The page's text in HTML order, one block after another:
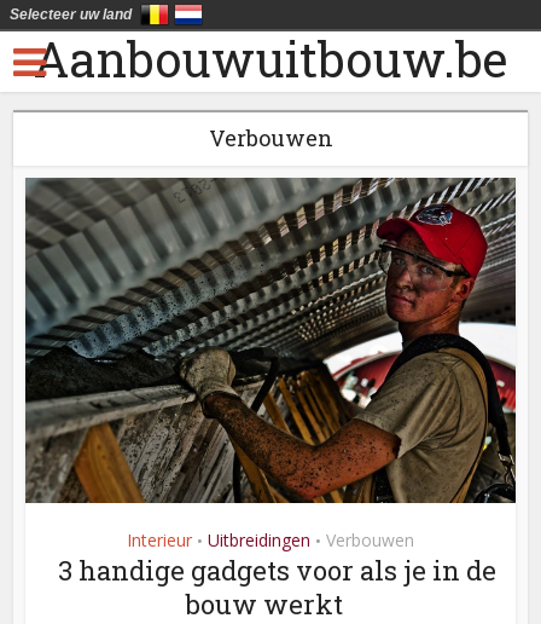
Aanbouwuitbouw.be
Verbouwen
Interieur • Uitbreidingen • Verbouwen
3 handige gadgets voor als je in de
bouw werkt
Selecteer uw land